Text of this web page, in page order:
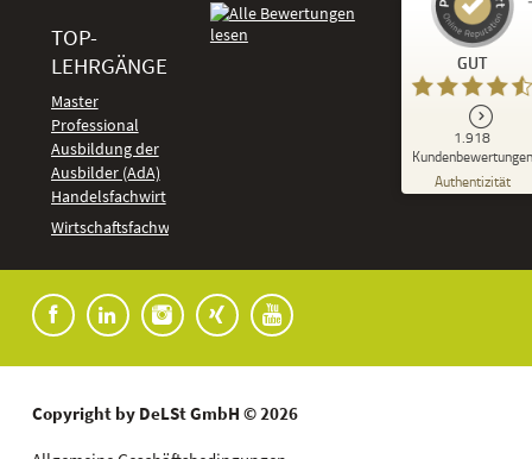
TOP-
LEHRGÄNGE
Master
Professional
Ausbildung der
Ausbilder (AdA)
Handelsfachwirt
Wirtschaftsfachwirt
GUT
1.918
Kundenbewertungen
Authentizität
Kundenbewertungen und Erfahrungen zu
DeLSt - Deutsches eLearning Studieninstitut
92
%
Empfehlungen auf
ProvenExpert.com
anderen Quellen
Copyright by DeLSt GmbH © 2026